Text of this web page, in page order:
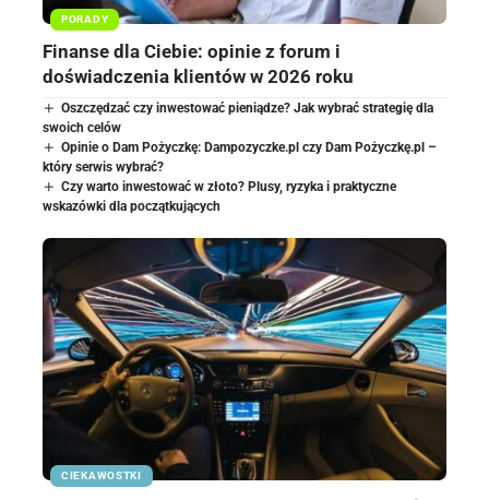
PORADY
Finanse dla Ciebie: opinie z forum i
doświadczenia klientów w 2026 roku
Oszczędzać czy inwestować pieniądze? Jak wybrać strategię dla
swoich celów
Opinie o Dam Pożyczkę: Dampozyczke.pl czy Dam Pożyczkę.pl –
który serwis wybrać?
Czy warto inwestować w złoto? Plusy, ryzyka i praktyczne
wskazówki dla początkujących
CIEKAWOSTKI